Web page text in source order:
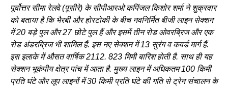
पूर्वोत्तर सीमा रेलवे (पूसीरे) के सीपीआरओ कपिंजल किशोर शर्मा ने शुक्रवार
काे बताया है कि भैरबी और होरटोकी के बीच नवनिर्मित बीजी लाइन सेक्शन
में 20 बड़े पुल और 27 छोटे पुल हैं और इसमें तीन रोड ओवरब्रिज और एक
रोड अंडरब्रिज भी शामिल हैं. इस नए सेक्शन में 13 सुरंग व कवर्ड मार्ग हैं.
इस इलाके में औसत वार्षिक 2112. 823 मिमी बारिश हाेती है. साथ ही यह
सेक्शन भूकंपीय क्षेत्र पांच में आता है. मुख्य लाइन में अधिकतम 100 किमी
प्रति घंटे और लूप लाइनों में 30 किमी प्रति घंटे की गति से ट्रेन संचालन के